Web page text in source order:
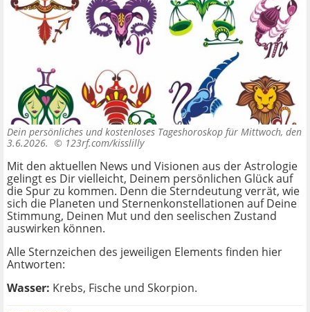
Dein persönliches und kostenloses Tageshoroskop für Mittwoch, den
3.6.2026. © 123rf.com/kisslilly
Mit den aktuellen News und Visionen aus der Astrologie
gelingt es Dir vielleicht, Deinem persönlichen Glück auf
die Spur zu kommen. Denn die Sterndeutung verrät, wie
sich die Planeten und Sternenkonstellationen auf Deine
Stimmung, Deinen Mut und den seelischen Zustand
auswirken können.
Alle Sternzeichen des jeweiligen Elements finden hier
Antworten:
Wasser: Krebs, Fische und Skorpion.